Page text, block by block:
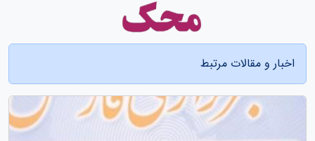
اخبار و مقالات مرتبط